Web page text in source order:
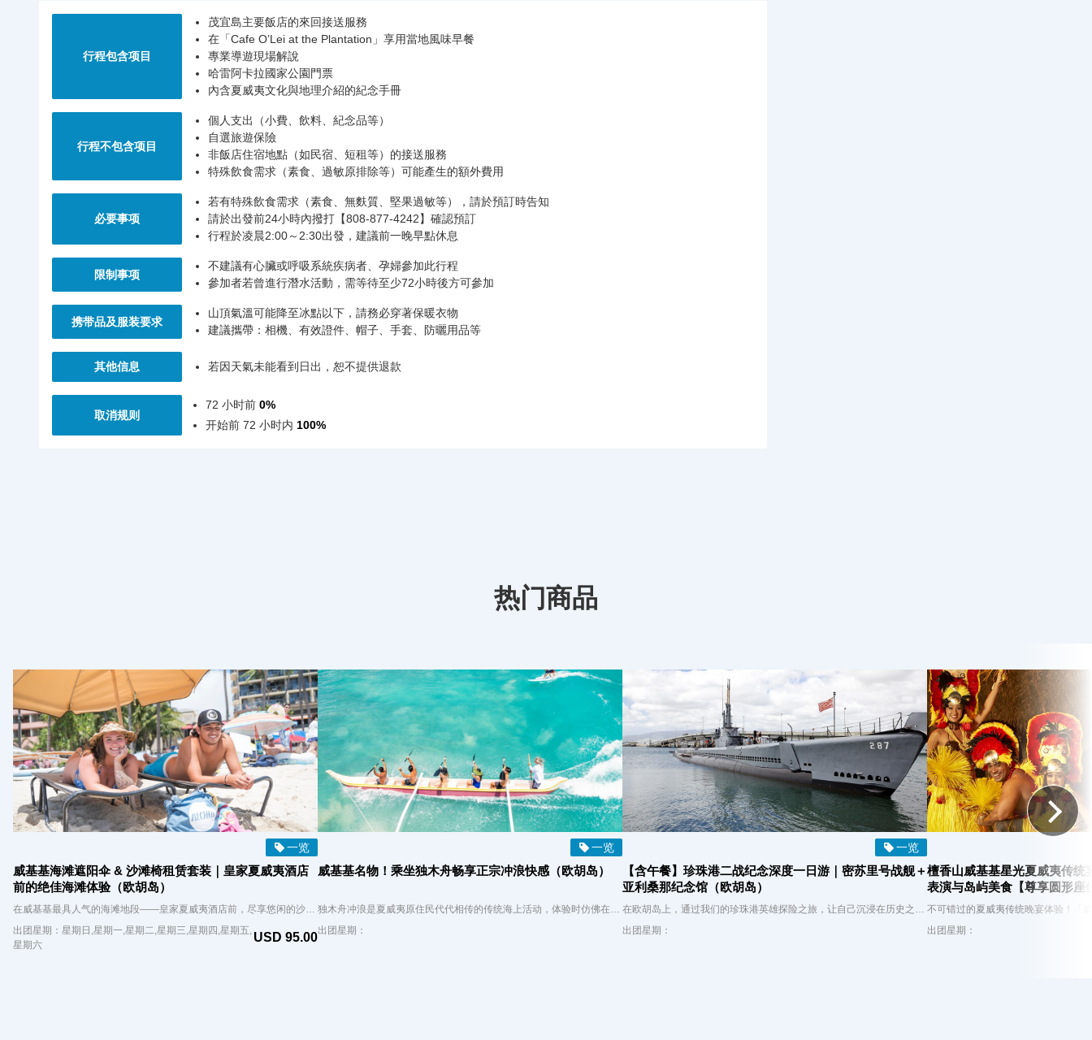
行程包含项目
茂宜島主要飯店的來回接送服務
在「Cafe O’Lei at the Plantation」享用當地風味早餐
專業導遊現場解說
哈雷阿卡拉國家公園門票
內含夏威夷文化與地理介紹的紀念手冊
行程不包含项目
個人支出（小費、飲料、紀念品等）
自選旅遊保險
非飯店住宿地點（如民宿、短租等）的接送服務
特殊飲食需求（素食、過敏原排除等）可能產生的額外費用
必要事项
若有特殊飲食需求（素食、無麩質、堅果過敏等），請於預訂時告知
請於出發前24小時內撥打【808-877-4242】確認預訂
行程於凌晨2:00～2:30出發，建議前一晚早點休息
限制事项
不建議有心臟或呼吸系統疾病者、孕婦參加此行程
參加者若曾進行潛水活動，需等待至少72小時後方可參加
携带品及服装要求
山頂氣溫可能降至冰點以下，請務必穿著保暖衣物
建議攜帶：相機、有效證件、帽子、手套、防曬用品等
其他信息 若因天氣未能看到日出，恕不提供退款
取消规则
72 小时前 0%
开始前 72 小时内 100%
热门商品
一览
威基基海滩遮阳伞 & 沙滩椅租赁套装｜皇家夏威夷酒店
前的绝佳海滩体验（欧胡岛）
在威基基最具人气的海滩地段——皇家夏威夷酒店前，尽享悠闲的沙滩时光！租赁一套遮阳伞与沙滩椅，让您在阳光下轻松休息，无惧高温，舒适欣赏迷人海景。 您的预订将确保您获得一套遮阳伞和椅子。当天报到时，我们将尽力根据当日可用情况，安排您偏好的座位位置（如前排或后排），但位置安排将视实际空位而定。 无论是静静地欣赏海浪拍岸，还是观察沙滩上形形色色的人群，这里都是享受夏威夷魅力的理想之地。
出团星期：星期日,星期一,星期二,星期三,星期四,星期五,
星期六
USD 95.00
一览
威基基名物！乘坐独木舟畅享正宗冲浪快感（欧胡岛）
独木舟冲浪是夏威夷原住民代代相传的传统海上活动，体验时仿佛在海浪中坐上天然的过山车！威基基海滩是目前唯一可以体验这一刺激项目的地方，由两位专业认证的独木舟船长带领，指导您安全地划桨冲浪，适合所有体验者，包括初学者和家庭游客。 您和团队将一起划向冲浪区，轮流挑战海浪，享受乘风破浪的独特快感。这将会成为您夏威夷之旅中最难忘的记忆之一！
出团星期：
一览
【含午餐】珍珠港二战纪念深度一日游｜密苏里号战舰＋
亚利桑那纪念馆（欧胡岛）
在欧胡岛上，通过我们的珍珠港英雄探险之旅，让自己沉浸在历史之中。体验从珍珠港突袭到日本在密苏里号战舰上投降的完整二战历程。您的探险之旅还包括参观亚利桑那纪念馆、密苏里号战舰、鲍芬号潜艇、珍珠港航空博物馆等景点。
出团星期：
檀香山威基基星光夏威夷传统
表演与岛屿美食【尊享圆形座
出团星期：